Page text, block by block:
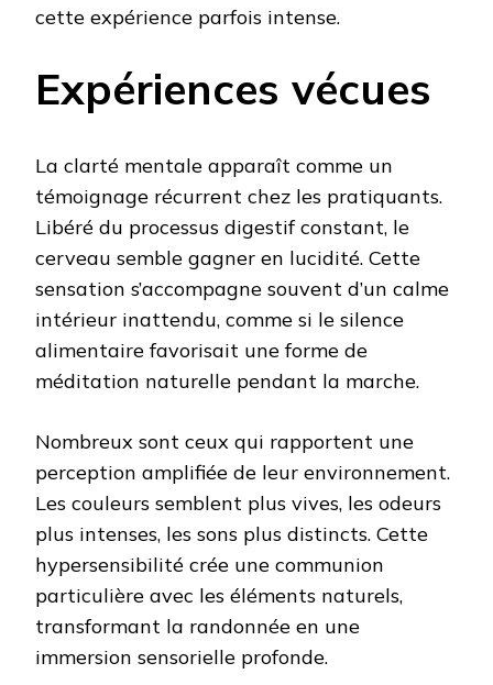
cette expérience parfois intense.
Expériences vécues
La clarté mentale apparaît comme un
témoignage récurrent chez les pratiquants.
Libéré du processus digestif constant, le
cerveau semble gagner en lucidité. Cette
sensation s’accompagne souvent d’un calme
intérieur inattendu, comme si le silence
alimentaire favorisait une forme de
méditation naturelle pendant la marche.
Nombreux sont ceux qui rapportent une
perception amplifiée de leur environnement.
Les couleurs semblent plus vives, les odeurs
plus intenses, les sons plus distincts. Cette
hypersensibilité crée une communion
particulière avec les éléments naturels,
transformant la randonnée en une
immersion sensorielle profonde.